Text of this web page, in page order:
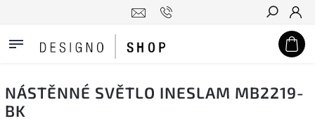
Hledat
NÁSTĚNNÉ SVĚTLO INESLAM MB2219-
BK